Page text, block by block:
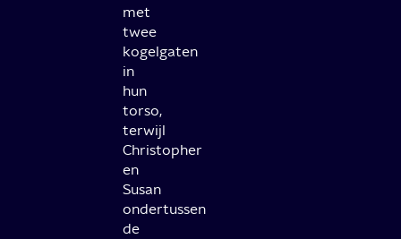
met
twee
kogelgaten
in
hun
torso,
terwijl
Christopher
en
Susan
ondertussen
de